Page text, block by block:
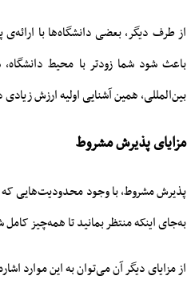
از طرف دیگر، بعضی دانشگاه‌ها با
باعث شود شما زودتر با محیط
بین‌المللی، همین آشنایی اولیه ارزش زیادی
مزایای پذیرش مشروط
پذیرش مشروط، با وجود محدودیت‌هایی که
به‌جای اینکه منتظر بمانید تا همه‌چیز
از مزایای دیگر آن می‌توان به این موارد